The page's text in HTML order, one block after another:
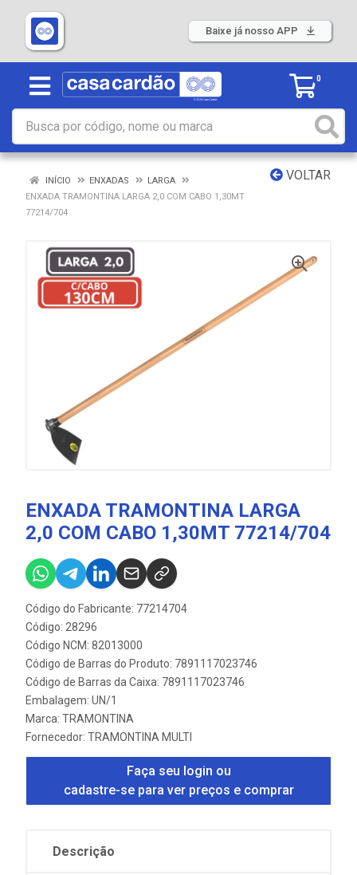
Baixe já nosso APP
0
VOLTAR
INÍCIO ENXADAS
LARGA
ENXADA TRAMONTINA LARGA 2,0 COM CABO 1,30MT
77214/704
ENXADA TRAMONTINA LARGA
2,0 COM CABO 1,30MT 77214/704
Código do Fabricante: 77214704
Código: 28296
Código NCM: 82013000
Código de Barras do Produto: 7891117023746
Código de Barras da Caixa: 7891117023746
Embalagem: UN/1
Marca: TRAMONTINA
Fornecedor: TRAMONTINA MULTI
Faça seu login ou
cadastre-se para ver preços e comprar
Descrição